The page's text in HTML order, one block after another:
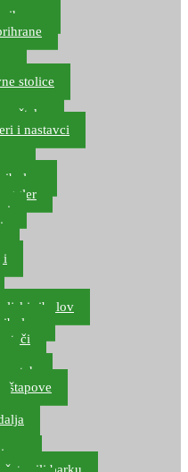
stolice
šteku
i nastavci
ribolov
štapove